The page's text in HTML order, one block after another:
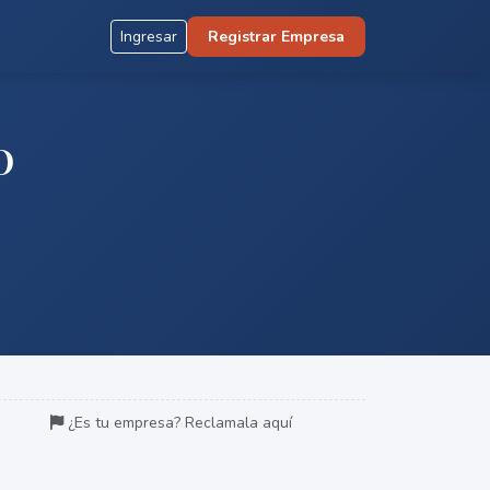
Ingresar Registrar Empresa
¿Es tu empresa? Reclamala aquí